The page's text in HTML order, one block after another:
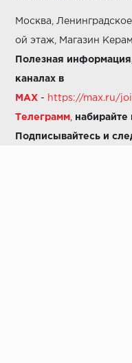
Москва,
ой этаж, Магазин
Полезная
каналах в
MAX - https://max.ru/
Телеграмм набирайте
Подписывайтесь и